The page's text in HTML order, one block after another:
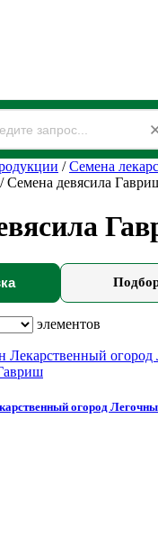
/Семена
/Семена девясила
элементов
огород